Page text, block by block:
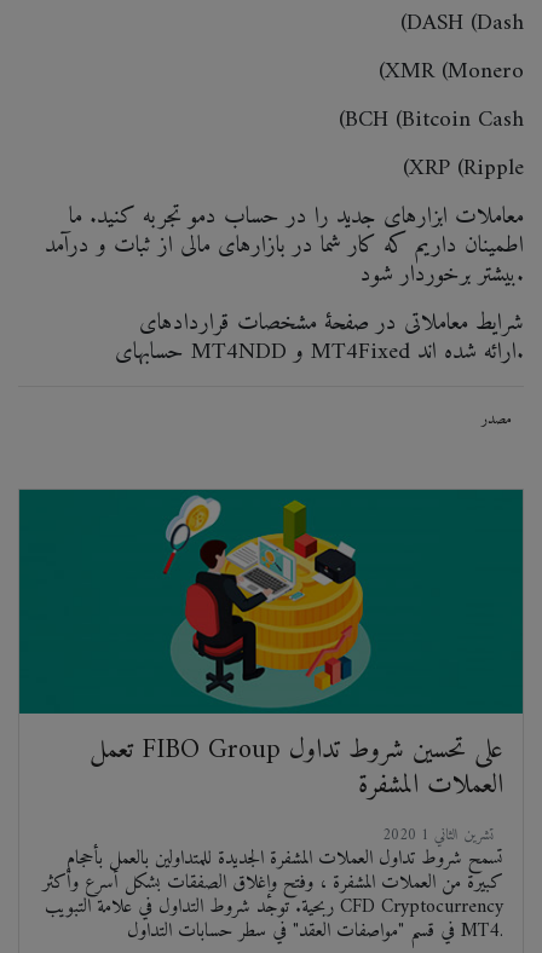
(DASH (Dash
(XMR (Monero
(BCH (Bitcoin Cash
(XRP (Ripple
معاملات ابزارهای جدید را در حساب دمو تجربه کنید. ما
اطمینان داریم که کار شما در بازارهای مالی از ثبات و درآمد
بیشتر برخوردار شود.
شرایط معاملاتی در صفحۀ مشخصات قراردادهای
حسابهای MT4NDD و MT4Fixed ارائه شده اند.
مصدر
تعمل FIBO Group على تحسين شروط تداول
العملات المشفرة
تسمح شروط تداول العملات المشفرة الجديدة للمتداولين بالعمل بأحجام
كبيرة من العملات المشفرة ، وفتح وإغلاق الصفقات بشكل أسرع وأكثر
ربحية. توجد شروط التداول في علامة التبويب CFD Cryptocurrency
في قسم "مواصفات العقد" في سطر حسابات التداول MT4.